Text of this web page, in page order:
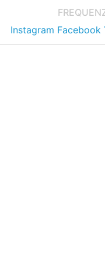
Instagram Facebook